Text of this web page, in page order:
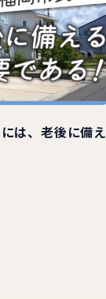
は、老後に備え